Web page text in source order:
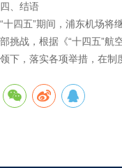
四、结语
“十四五”期间，浦东机场将
部挑战，根据《“十四五”航
领下，落实各项举措，在制